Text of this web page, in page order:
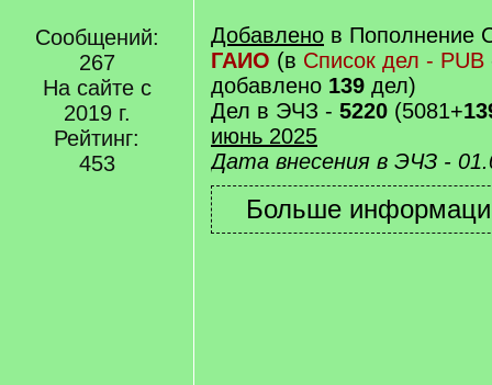
Сообщений:
267
На сайте с
2019 г.
Рейтинг:
453
Добавлено в Пополнение
ГАИО (в Список дел - PUB
добавлено 139 дел)
Дел в ЭЧЗ - 5220 (5081+
июнь 2025
Дата внесения в ЭЧЗ -